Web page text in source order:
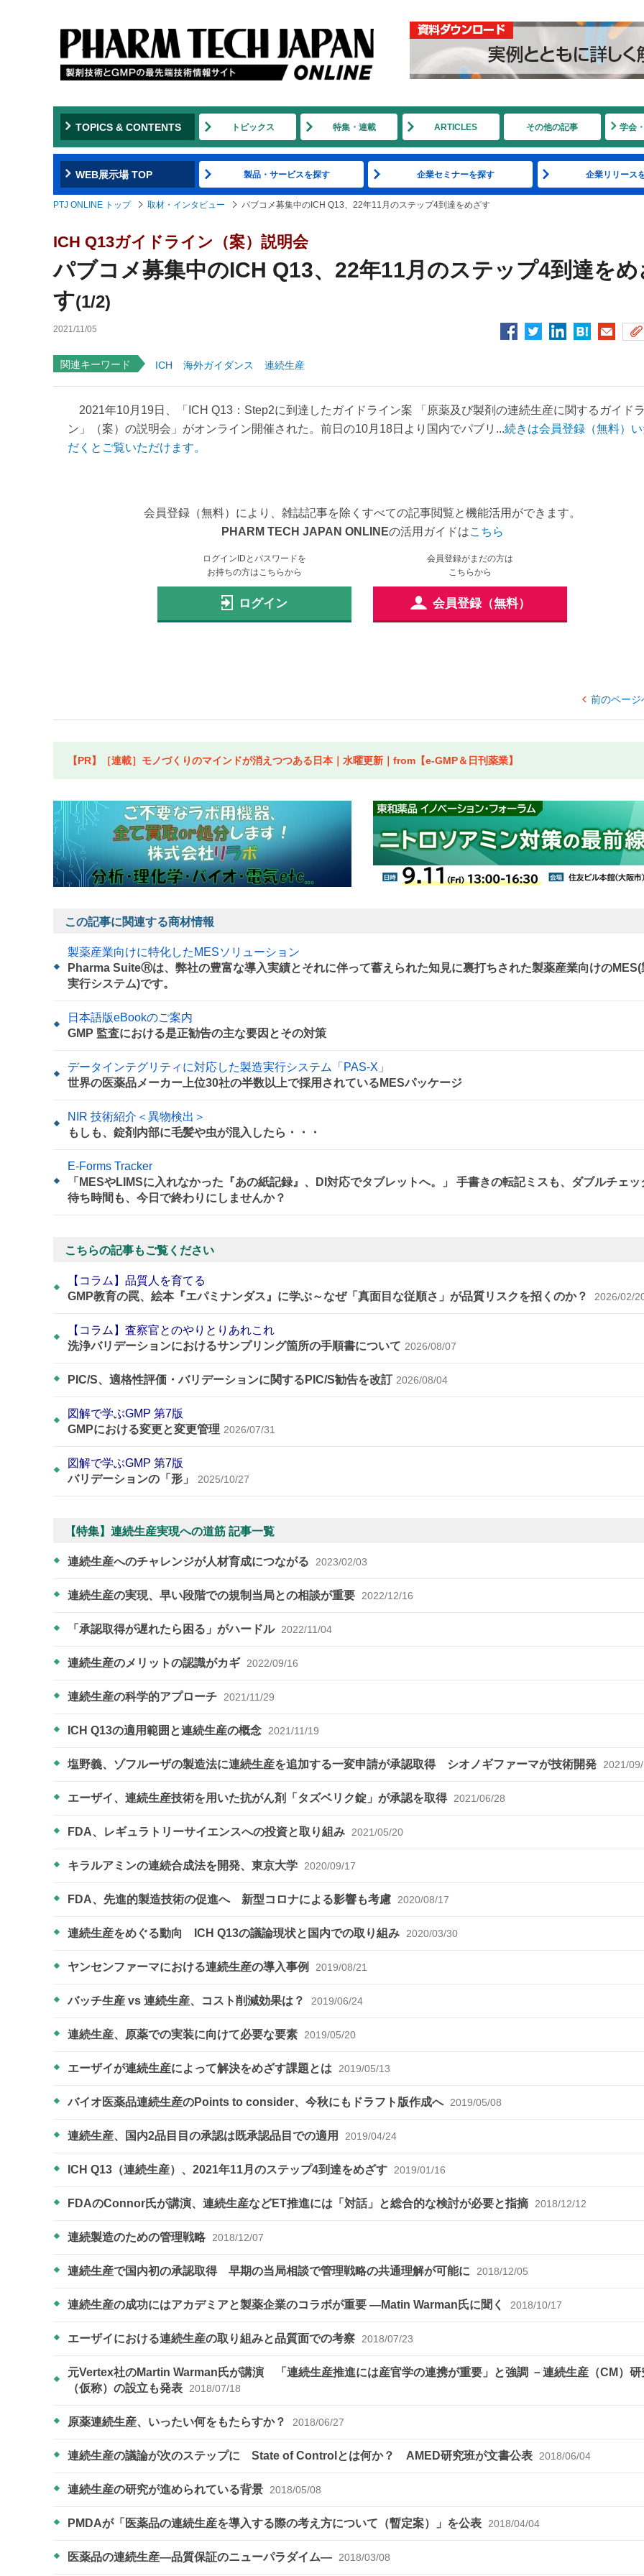
TOPICS & CONTENTS トピックス 特集・連載 ARTICLES その他の記事 学会
WEB展示場 TOP 製品・サービスを探す 企業セミナーを探す 企業リリース
PTJ ONLINE トップ 取材・インタビュー パブコメ募集中のICH Q13、22年11月のステップ4到達をめざす
ICH Q13ガイドライン（案）説明会
パブコメ募集中のICH Q13、22年11月のステップ4到達をめ
す(1/2)
2021/11/05
関連キーワード ICH 海外ガイダンス 連続生産
2021年10月19日、「ICH Q13：Step2に到達したガイドライン案 「原薬及び製剤の連続生産に関するガイド
ン」（案）の説明会」がオンライン開催された。前日の10月18日より国内でパブリ...続きは会員登録（無料）
だくとご覧いただけます。
会員登録（無料）により、雑誌記事を除くすべての記事閲覧と機能活用ができます。
PHARM TECH JAPAN ONLINEの活用ガイドはこちら
ログインIDとパスワードを
お持ちの方はこちらから
ログイン
会員登録がまだの方は
こちらから
会員登録（無料）
前のページ
【PR】［連載］モノづくりのマインドが消えつつある日本｜水曜更新｜from【e-GMP＆日刊薬業】
この記事に関連する商材情報
製薬産業向けに特化したMESソリューション
Pharma SuiteⓇは、弊社の豊富な導入実績とそれに伴って蓄えられた知見に裏打ちされた製薬産業向けのMES(
実行システム)です。
日本語版eBookのご案内
GMP 監査における是正勧告の主な要因とその対策
データインテグリティに対応した製造実行システム「PAS-X」
世界の医薬品メーカー上位30社の半数以上で採用されているMESパッケージ
NIR 技術紹介＜異物検出＞
もしも、錠剤内部に毛髪や虫が混入したら・・・
E-Forms Tracker
「MESやLIMSに入れなかった『あの紙記録』、DI対応でタブレットへ。」 手書きの転記ミスも、ダブルチェッ
待ち時間も、今日で終わりにしませんか？
こちらの記事もご覧ください
【コラム】品質人を育てる
GMP教育の罠、絵本『エパミナンダス』に学ぶ～なぜ「真面目な従順さ」が品質リスクを招くのか？
2026/02/
【コラム】査察官とのやりとりあれこれ
洗浄バリデーションにおけるサンプリング箇所の手順書について 2026/08/07
PIC/S、適格性評価・バリデーションに関するPIC/S勧告を改訂 2026/08/04
図解で学ぶGMP 第7版
GMPにおける変更と変更管理 2026/07/31
図解で学ぶGMP 第7版
バリデーションの「形」
2025/10/27
【特集】連続生産実現への道筋 記事一覧
連続生産へのチャレンジが人材育成につながる 2023/02/03
連続生産の実現、早い段階での規制当局との相談が重要 2022/12/16
「承認取得が遅れたら困る」がハードル 2022/11/04
連続生産のメリットの認識がカギ 2022/09/16
連続生産の科学的アプローチ 2021/11/29
ICH Q13の適用範囲と連続生産の概念 2021/11/19
塩野義、ゾフルーザの製造法に連続生産を追加する一変申請が承認取得 シオノギファーマが技術開発 2021/
エーザイ、連続生産技術を用いた抗がん剤「タズベリク錠」が承認を取得 2021/06/28
FDA、レギュラトリーサイエンスへの投資と取り組み 2021/05/20
キラルアミンの連続合成法を開発、東京大学 2020/09/17
FDA、先進的製造技術の促進へ 新型コロナによる影響も考慮 2020/08/17
連続生産をめぐる動向 ICH Q13の議論現状と国内での取り組み 2020/03/30
ヤンセンファーマにおける連続生産の導入事例 2019/08/21
バッチ生産 vs 連続生産、コスト削減効果は？ 2019/06/24
連続生産、原薬での実装に向けて必要な要素 2019/05/20
エーザイが連続生産によって解決をめざす課題とは 2019/05/13
バイオ医薬品連続生産のPoints to consider、今秋にもドラフト版作成へ 2019/05/08
連続生産、国内2品目目の承認は既承認品目での適用 2019/04/24
ICH Q13（連続生産）、2021年11月のステップ4到達をめざす 2019/01/16
FDAのConnor氏が講演、連続生産などET推進には「対話」と総合的な検討が必要と指摘 2018/12/12
連続製造のための管理戦略 2018/12/07
連続生産で国内初の承認取得 早期の当局相談で管理戦略の共通理解が可能に 2018/12/05
連続生産の成功にはアカデミアと製薬企業のコラボが重要 ―Matin Warman氏に聞く 2018/10/17
エーザイにおける連続生産の取り組みと品質面での考察 2018/07/23
元Vertex社のMartin Warman氏が講演 「連続生産推進には産官学の連携が重要」と強調 －連続生産（CM）研
（仮称）の設立も発表
2018/07/18
原薬連続生産、いったい何をもたらすか？ 2018/06/27
連続生産の議論が次のステップに State of Controlとは何か？ AMED研究班が文書公表 2018/06/04
連続生産の研究が進められている背景 2018/05/08
PMDAが「医薬品の連続生産を導入する際の考え方について（暫定案）」を公表 2018/04/04
医薬品の連続生産―品質保証のニューパラダイム― 2018/03/08